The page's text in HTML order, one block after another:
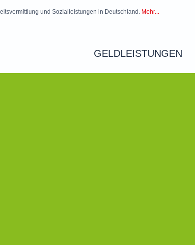
und Sozialleistungen in Deutschland. Mehr...
GELDLEISTUNGEN